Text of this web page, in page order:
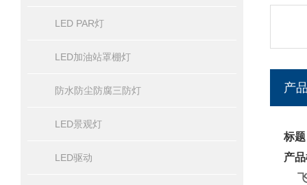
LED PAR灯
LED加油站罩棚灯
防水防尘防腐三防灯
LED景观灯
LED驱动
产
标
产